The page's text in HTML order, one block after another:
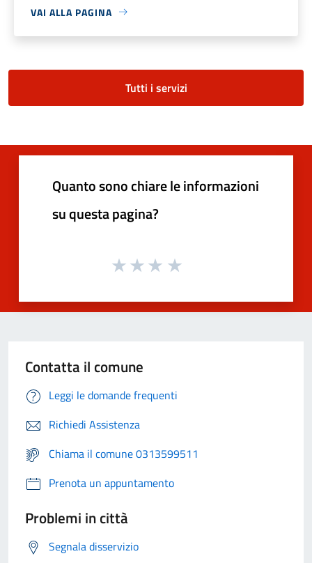
VAI ALLA PAGINA
Tutti i servizi
Quanto sono chiare le informazioni
su questa pagina?
Contatta il comune
Leggi le domande frequenti
Richiedi Assistenza
Chiama il comune 0313599511
Prenota un appuntamento
Problemi in città
Segnala disservizio